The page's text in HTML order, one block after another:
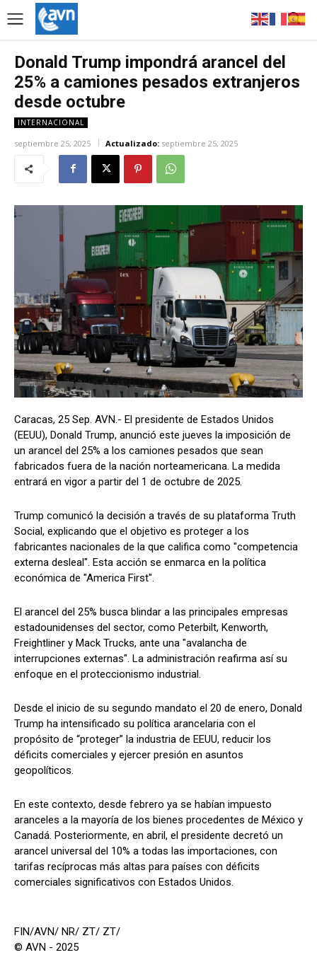
Donald Trump impondrá arancel del
25% a camiones pesados extranjeros
desde octubre
INTERNACIONAL
septiembre 25, 2025 Actualizado: septiembre 25, 2025
Caracas, 25 Sep. AVN.- El presidente de Estados Unidos
(EEUU), Donald Trump, anunció este jueves la imposición de
un arancel del 25% a los camiones pesados que sean
fabricados fuera de la nación norteamericana. La medida
entrará en vigor a partir del 1 de octubre de 2025.
Trump comunicó la decisión a través de su plataforma Truth
Social, explicando que el objetivo es proteger a los
fabricantes nacionales de la que califica como "competencia
externa desleal". Esta acción se enmarca en la política
económica de "America First".
El arancel del 25% busca blindar a las principales empresas
estadounidenses del sector, como Peterbilt, Kenworth,
Freightliner y Mack Trucks, ante una "avalancha de
interrupciones externas". La administración reafirma así su
enfoque en el proteccionismo industrial.
Desde el inicio de su segundo mandato el 20 de enero, Donald
Trump ha intensificado su política arancelaria con el
propósito de “proteger” la industria de EEUU, reducir los
déficits comerciales y ejercer presión en asuntos
geopolíticos.
En este contexto, desde febrero ya se habían impuesto
aranceles a la mayoría de los bienes procedentes de México y
Canadá. Posteriormente, en abril, el presidente decretó un
arancel universal del 10% a todas las importaciones, con
tarifas recíprocas más altas para países con déficits
comerciales significativos con Estados Unidos.
FIN/AVN/ NR/ ZT/ ZT/
© AVN - 2025